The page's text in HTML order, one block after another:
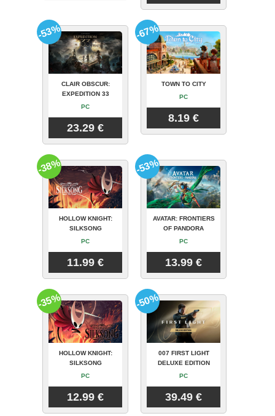
CLAIR OBSCUR:
EXPEDITION 33
PC
23.29 €
-53%
TOWN TO CITY
PC
8.19 €
-67%
HOLLOW KNIGHT:
SILKSONG
PC
11.99 €
-38%
AVATAR: FRONTIERS
OF PANDORA
PC
13.99 €
-53%
HOLLOW KNIGHT:
SILKSONG
PC
12.99 €
-35%
007 FIRST LIGHT
DELUXE EDITION
PC
39.49 €
-50%